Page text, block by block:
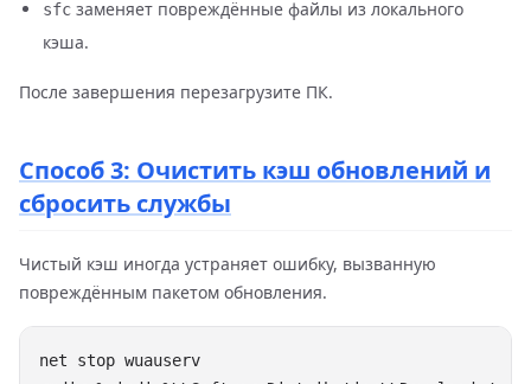
sfc заменяет повреждённые файлы из локального
кэша.
После завершения перезагрузите ПК.
Способ 3: Очистить кэш обновлений и
сбросить службы
Чистый кэш иногда устраняет ошибку, вызванную
повреждённым пакетом обновления.